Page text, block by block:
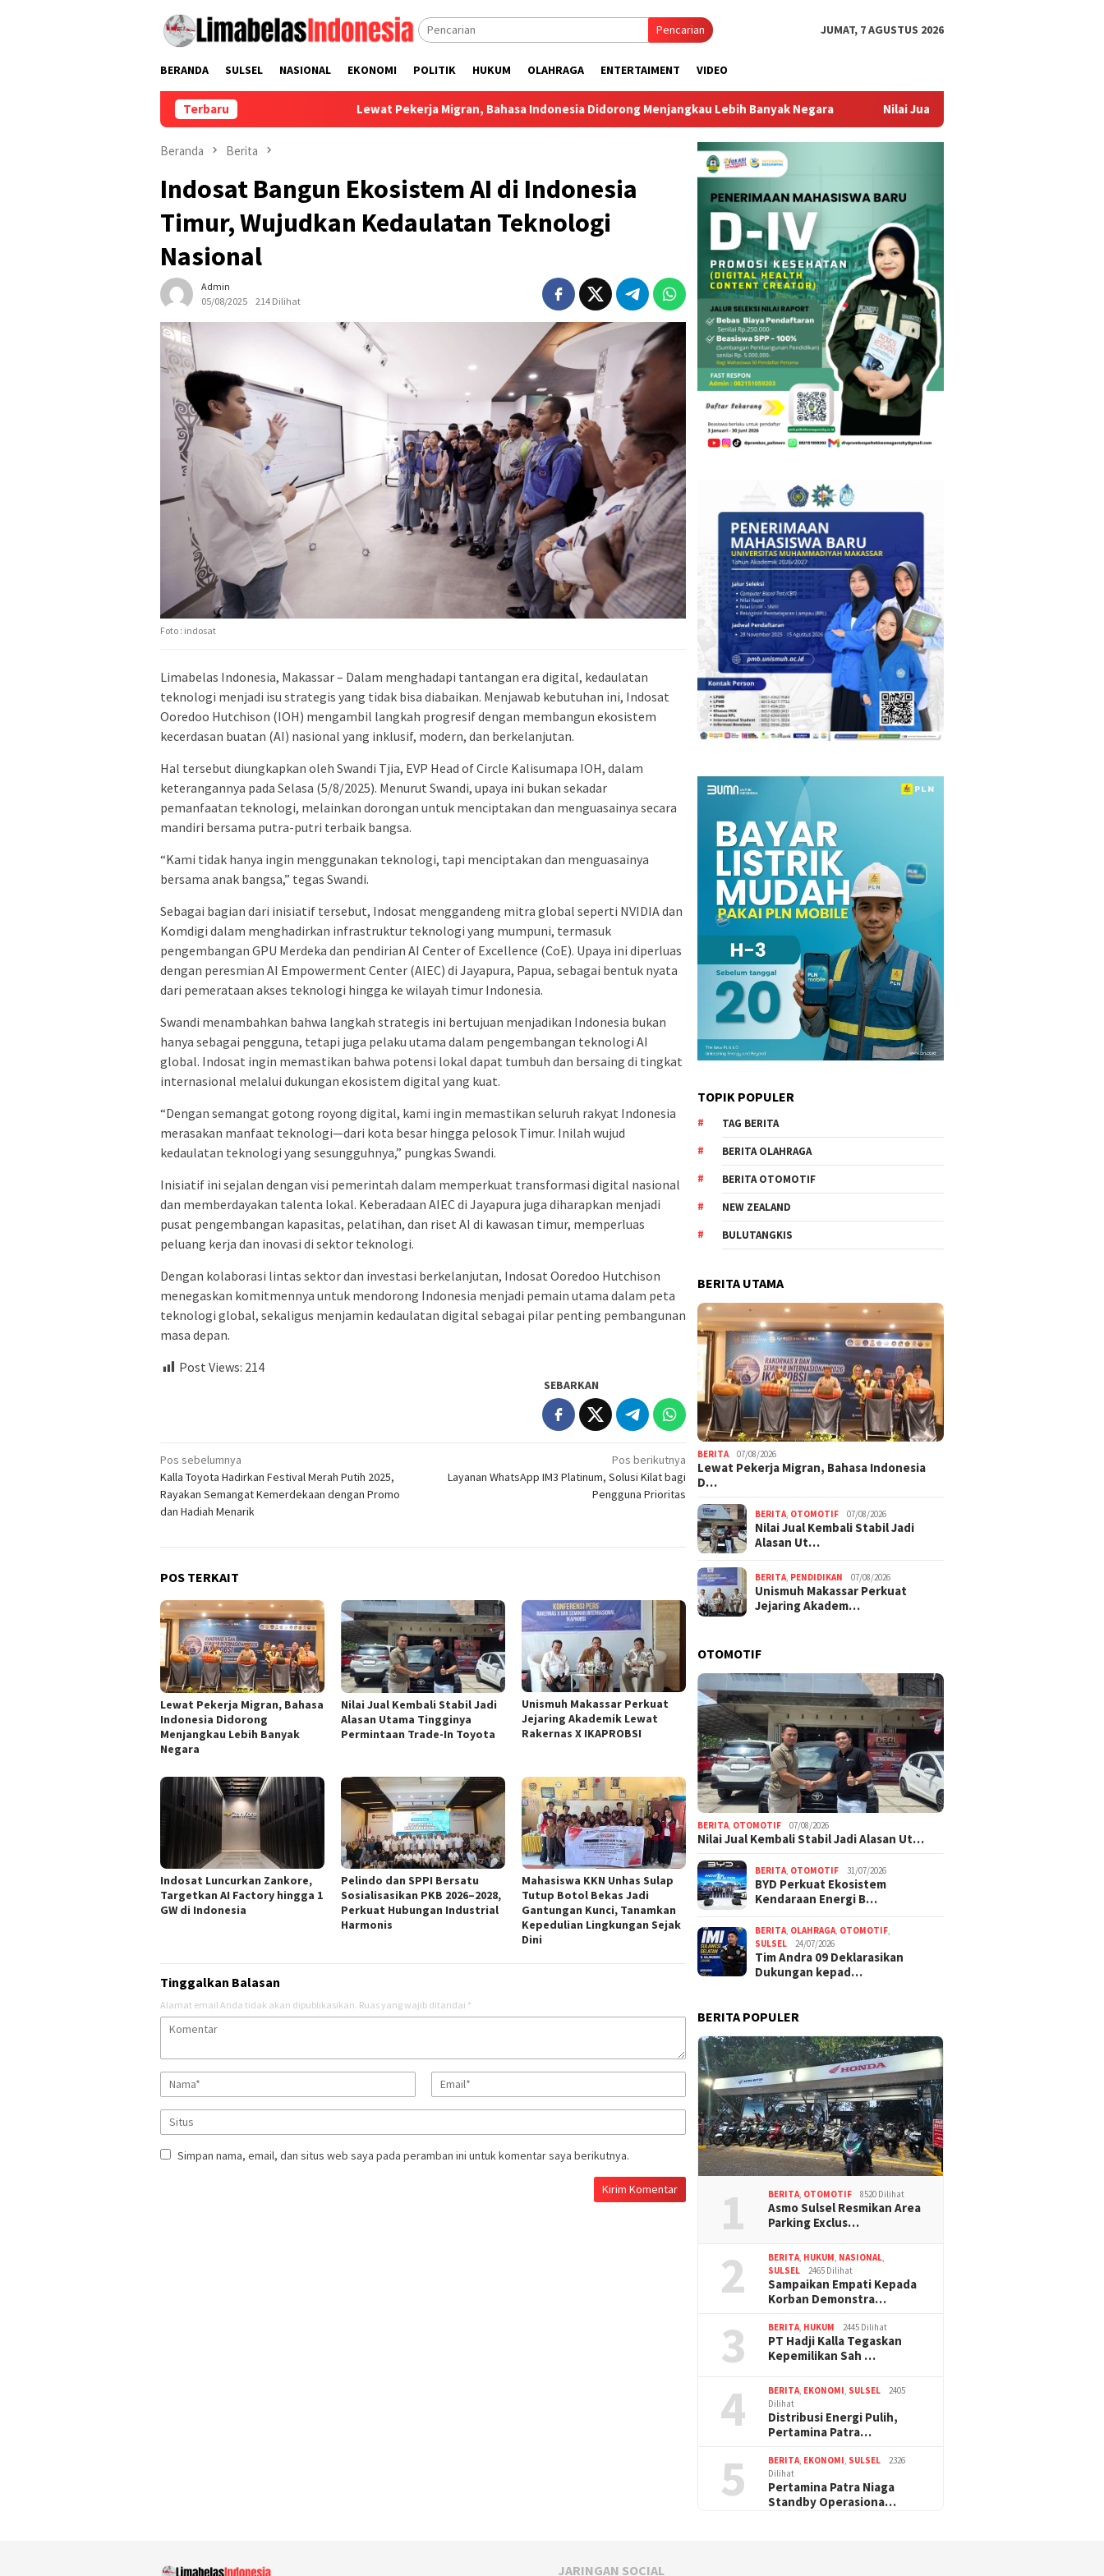
Pencarian JUMAT, 7 AGUSTUS 2026
BERANDA SULSEL NASIONAL EKONOMI POLITIK HUKUM OLAHRAGA ENTERTAIMENT VIDEO
Terbaru Lewat Pekerja Migran, Bahasa Indonesia Didorong Menjangkau Lebih Banyak Negara Nilai Jual Kembali Stabil Jadi Alasan Utama Tingginya
Beranda Berita
Indosat Bangun Ekosistem AI di Indonesia
Timur, Wujudkan Kedaulatan Teknologi
Nasional
Admin
05/08/2025
214 Dilihat
Foto : indosat
Limabelas Indonesia, Makassar – Dalam menghadapi tantangan era digital, kedaulatan
teknologi menjadi isu strategis yang tidak bisa diabaikan. Menjawab kebutuhan ini, Indosat
Ooredoo Hutchison (IOH) mengambil langkah progresif dengan membangun ekosistem
kecerdasan buatan (AI) nasional yang inklusif, modern, dan berkelanjutan.
Hal tersebut diungkapkan oleh Swandi Tjia, EVP Head of Circle Kalisumapa IOH, dalam
keterangannya pada Selasa (5/8/2025). Menurut Swandi, upaya ini bukan sekadar
pemanfaatan teknologi, melainkan dorongan untuk menciptakan dan menguasainya secara
mandiri bersama putra-putri terbaik bangsa.
“Kami tidak hanya ingin menggunakan teknologi, tapi menciptakan dan menguasainya
bersama anak bangsa,” tegas Swandi.
Sebagai bagian dari inisiatif tersebut, Indosat menggandeng mitra global seperti NVIDIA dan
Komdigi dalam menghadirkan infrastruktur teknologi yang mumpuni, termasuk
pengembangan GPU Merdeka dan pendirian AI Center of Excellence (CoE). Upaya ini diperluas
dengan peresmian AI Empowerment Center (AIEC) di Jayapura, Papua, sebagai bentuk nyata
dari pemerataan akses teknologi hingga ke wilayah timur Indonesia.
Swandi menambahkan bahwa langkah strategis ini bertujuan menjadikan Indonesia bukan
hanya sebagai pengguna, tetapi juga pelaku utama dalam pengembangan teknologi AI
global. Indosat ingin memastikan bahwa potensi lokal dapat tumbuh dan bersaing di tingkat
internasional melalui dukungan ekosistem digital yang kuat.
“Dengan semangat gotong royong digital, kami ingin memastikan seluruh rakyat Indonesia
merasakan manfaat teknologi—dari kota besar hingga pelosok Timur. Inilah wujud
kedaulatan teknologi yang sesungguhnya,” pungkas Swandi.
Inisiatif ini sejalan dengan visi pemerintah dalam memperkuat transformasi digital nasional
dan memberdayakan talenta lokal. Keberadaan AIEC di Jayapura juga diharapkan menjadi
pusat pengembangan kapasitas, pelatihan, dan riset AI di kawasan timur, memperluas
peluang kerja dan inovasi di sektor teknologi.
Dengan kolaborasi lintas sektor dan investasi berkelanjutan, Indosat Ooredoo Hutchison
menegaskan komitmennya untuk mendorong Indonesia menjadi pemain utama dalam peta
teknologi global, sekaligus menjamin kedaulatan digital sebagai pilar penting pembangunan
masa depan.
Post Views: 214
SEBARKAN
Navigasi
pos
Pos sebelumnya
Kalla Toyota Hadirkan Festival Merah Putih 2025,
Rayakan Semangat Kemerdekaan dengan Promo
dan Hadiah Menarik
Pos berikutnya
Layanan WhatsApp IM3 Platinum, Solusi Kilat bagi
Pengguna Prioritas
POS TERKAIT
Lewat Pekerja Migran, Bahasa
Indonesia Didorong
Menjangkau Lebih Banyak
Negara
Nilai Jual Kembali Stabil Jadi
Alasan Utama Tingginya
Permintaan Trade-In Toyota
Unismuh Makassar Perkuat
Jejaring Akademik Lewat
Rakernas X IKAPROBSI
Indosat Luncurkan Zankore,
Targetkan AI Factory hingga 1
GW di Indonesia
Pelindo dan SPPI Bersatu
Sosialisasikan PKB 2026–2028,
Perkuat Hubungan Industrial
Harmonis
Mahasiswa KKN Unhas Sulap
Tutup Botol Bekas Jadi
Gantungan Kunci, Tanamkan
Kepedulian Lingkungan Sejak
Dini
Tinggalkan Balasan
Alamat email Anda tidak akan dipublikasikan. Ruas yang wajib ditandai *
Simpan nama, email, dan situs web saya pada peramban ini untuk komentar saya berikutnya.
TOPIK POPULER
TAG BERITA
BERITA OLAHRAGA
BERITA OTOMOTIF
NEW ZEALAND
BULUTANGKIS
BERITA UTAMA
BERITA 07/08/2026
Lewat Pekerja Migran, Bahasa Indonesia
D…
BERITA, OTOMOTIF 07/08/2026
Nilai Jual Kembali Stabil Jadi
Alasan Ut…
BERITA, PENDIDIKAN 07/08/2026
Unismuh Makassar Perkuat
Jejaring Akadem…
OTOMOTIF
BERITA, OTOMOTIF 07/08/2026
Nilai Jual Kembali Stabil Jadi Alasan Ut…
BERITA, OTOMOTIF 31/07/2026
BYD Perkuat Ekosistem
Kendaraan Energi B…
BERITA, OLAHRAGA, OTOMOTIF,
SULSEL
24/07/2026
Tim Andra 09 Deklarasikan
Dukungan kepad…
BERITA POPULER
1 BERITA, OTOMOTIF 8520 Dilihat
Asmo Sulsel Resmikan Area
Parking Exclus…
2 BERITA, HUKUM, NASIONAL,
SULSEL
2465 Dilihat
Sampaikan Empati Kepada
Korban Demonstra…
3 BERITA, HUKUM 2445 Dilihat
PT Hadji Kalla Tegaskan
Kepemilikan Sah …
4 BERITA, EKONOMI, SULSEL
2405
Dilihat
Distribusi Energi Pulih,
Pertamina Patra…
5 BERITA, EKONOMI, SULSEL
2326
Dilihat
Pertamina Patra Niaga
Standby Operasiona…
JARINGAN SOCIAL